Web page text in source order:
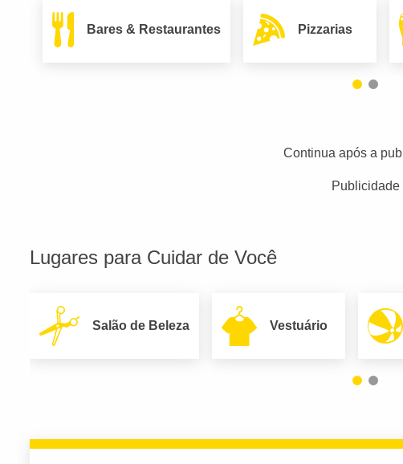
Bares & Restaurantes Pizzarias
Continua após a
Publicidade
Lugares para Cuidar de Você
Salão de Beleza Vestuário